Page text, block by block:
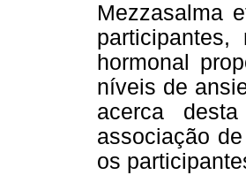
Mezzasalma
hormonal
níveis de
acerca
associação
os